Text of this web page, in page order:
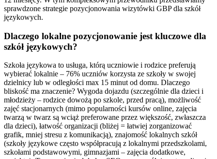
sprawdzone strategie pozycjonowania wizytówki GBP dla szkół
językowych.
Dlaczego lokalne pozycjonowanie jest kluczowe dla
szkół językowych?
Szkoła językowa to usługa, którą uczniowie i rodzice preferują
wybierać lokalnie – 76% uczniów korzysta ze szkoły w swojej
dzielnicy lub w odległości max 15 minut od domu. Dlaczego
bliskość ma znaczenie? Wygoda dojazdu (szczególnie dla dzieci i
młodzieży – rodzice dowożą po szkole, przed pracą), możliwość
zajęć stacjonarnych (mimo popularności kursów online, zajęcia
twarzą w twarz są wciąż preferowane przez większość, zwłaszcza
dla dzieci), łatwość organizacji (bliżej = łatwiej zorganizować
grafik, mniej stresu z komunikacją), znajomość lokalnych szkół
(szkoły językowe często współpracują z lokalnymi przedszkolami,
szkołami podstawowymi, gimnazjami – zajęcia dodatkowe,